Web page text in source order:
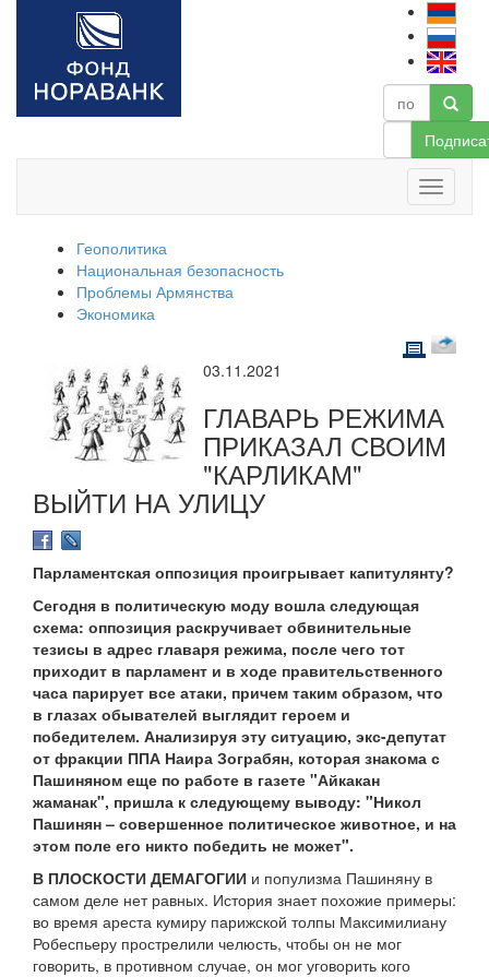
Геополитика
Национальная безопасность
Проблемы Армянства
Экономика
03.11.2021
ГЛАВАРЬ РЕЖИМА
ПРИКАЗАЛ СВОИМ
"КАРЛИКАМ"
ВЫЙТИ НА УЛИЦУ
Парламентская оппозиция проигрывает капитулянту?
Сегодня в политическую моду вошла следующая
схема: оппозиция раскручивает обвинительные
тезисы в адрес главаря режима, после чего тот
приходит в парламент и в ходе правительственного
часа парирует все атаки, причем таким образом, что
в глазах обывателей выглядит героем и
победителем. Анализируя эту ситуацию, экс-депутат
от фракции ППА Наира Зограбян, которая знакома с
Пашиняном еще по работе в газете "Айкакан
жаманак", пришла к следующему выводу: "Никол
Пашинян – совершенное политическое животное, и на
этом поле его никто победить не может".
В ПЛОСКОСТИ ДЕМАГОГИИ и популизма Пашиняну в
самом деле нет равных. История знает похожие примеры:
во время ареста кумиру парижской толпы Максимилиану
Робеспьеру прострелили челюсть, чтобы он не мог
говорить, в противном случае, он мог уговорить кого